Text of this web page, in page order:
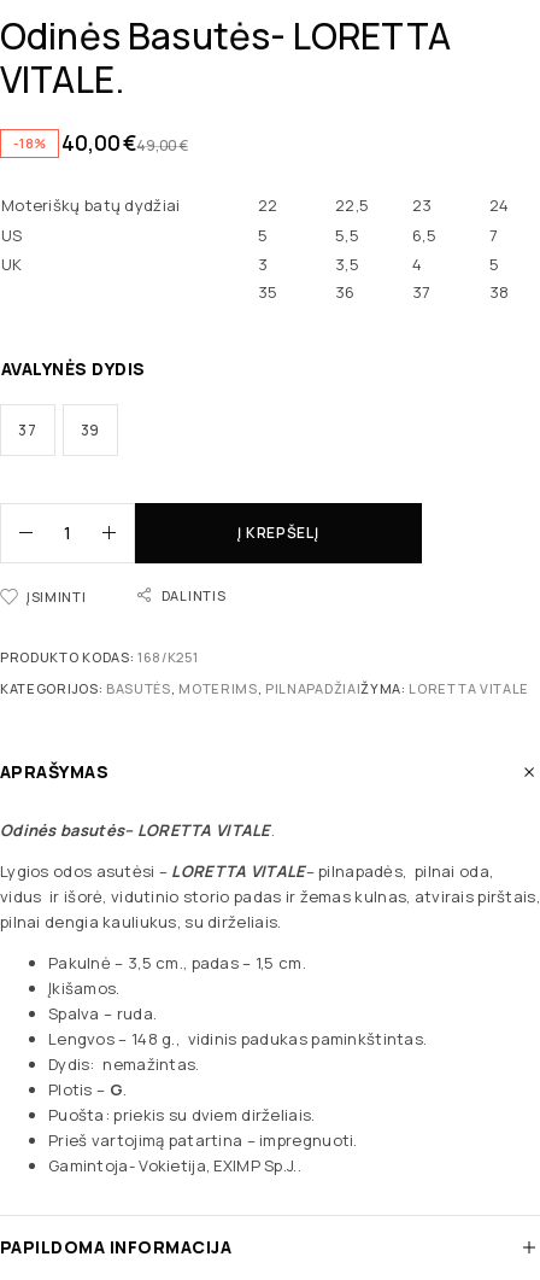
Odinės Basutės- LORETTA
VITALE.
-18% 49,00€
40,00€
Moteriškų batų dydžiai 22 22,5 23
24
US
5 5,5 6,5
7
UK
3 3,5 4
5
35
36 37 38
AVALYNĖS DYDIS
37 39
Į KREPŠELĮ
ĮSIMINTI DALINTIS
PRODUKTO KODAS: 168/K251
KATEGORIJOS: BASUTĖS MOTERIMS PILNAPADŽIAIŽYMA: LORETTA VITALE
APRAŠYMAS
Odinės basutės– LORETTA VITALE.
Lygios odos asutėsi – LORETTA VITALE– pilnapadės, pilnai oda,
vidus ir išorė, vidutinio storio padas ir žemas kulnas, atvirais pirštais,
pilnai dengia kauliukus, su dirželiais.
Pakulnė – 3,5 cm., padas – 1,5 cm.
Įkišamos.
Spalva – ruda.
Lengvos – 148 g., vidinis padukas paminkštintas.
Dydis: nemažintas.
Plotis – G.
Puošta: priekis su dviem dirželiais.
Prieš vartojimą patartina – impregnuoti.
Gamintoja- Vokietija, EXIMP Sp.J..
PAPILDOMA INFORMACIJA